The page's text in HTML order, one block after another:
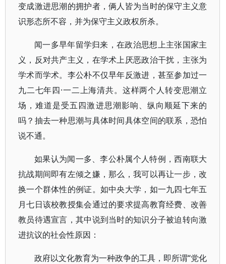
变成激进思潮的拥护者，俩人皆为当时的保守主义意
识形态所不容，并为保守主义政权所杀。
闻一多早年留学归来，在政治思想上主张国家主
义，反对共产主义，在学术上厌恶政治干扰，主张为
学术而学术。李公朴不仅早年反激进，甚至参加过一
九二七年四·一二上海清共。这样两个人转变思潮立
场，难道是受五四激进思潮影响、纵向顺延下来的
吗？抽去一种思潮与具体时间具体空间的联系，恐怕
说不通。
如果认为闻一多、李公朴属个人特例，西南联大
抗战期间即有左倾之嫌，那么，我可以再让一步，改
换一个群体性的例证。如中央大学，如一九四七年五
月七日该校教授集会通过的要求提高教育经费、改善
教员待遇宣言，其中说到当时的知识分子被迫转向激
进抗议的社会性原因：
政府以文化教育为一种政争的工具，即所谓“党化